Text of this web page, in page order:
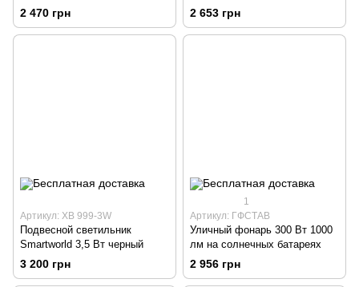
2 470 грн 2 653 грн
Артикул: ХВ 999-3W
Подвесной светильник
Smartworld 3,5 Вт черный
3 200 грн
1
Артикул: ГФСТАВ
Уличный фонарь 300 Вт 1000
лм на солнечных батареях
2 956 грн